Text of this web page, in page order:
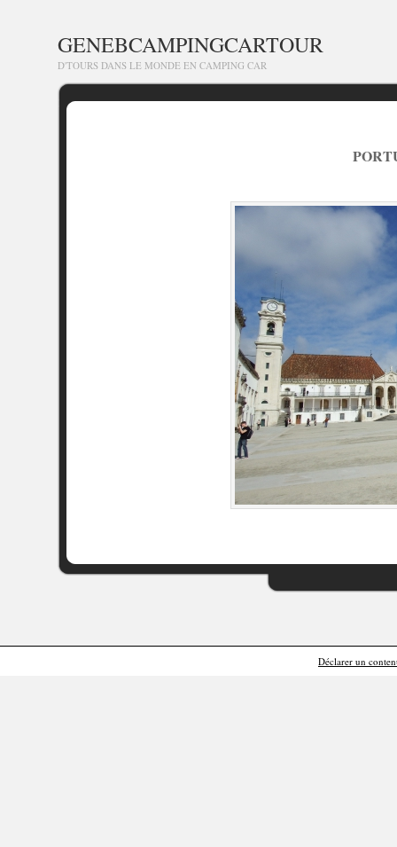
GENEBCAMPINGCARTOUR
D'TOURS DANS LE MONDE EN CAMPING CAR
Déclarer un